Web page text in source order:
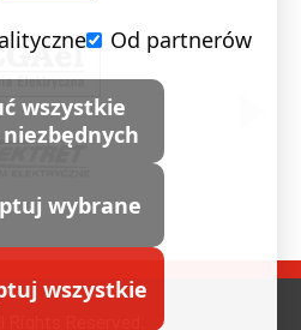
Reserved.
Od partnerów
wszystkie
wybrane
wszystkie